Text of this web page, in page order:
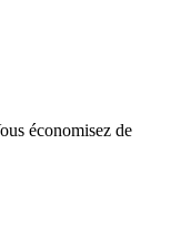
économisez de